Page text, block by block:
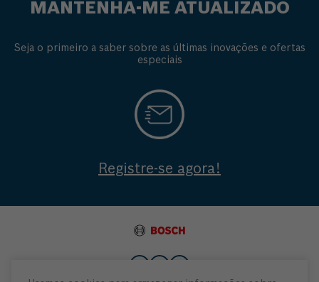
MANTENHA-ME ATUALIZADO
Seja o primeiro a saber sobre as últimas inovações e ofertas
especiais
Registre-se agora!